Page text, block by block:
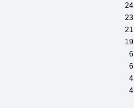
24
23
21
19
6
6
4
4